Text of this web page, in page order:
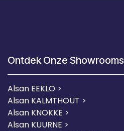
Ontdek Onze Showrooms
Alsan EEKLO >
Alsan KALMTHOUT >
Alsan KNOKKE >
Alsan KUURNE >